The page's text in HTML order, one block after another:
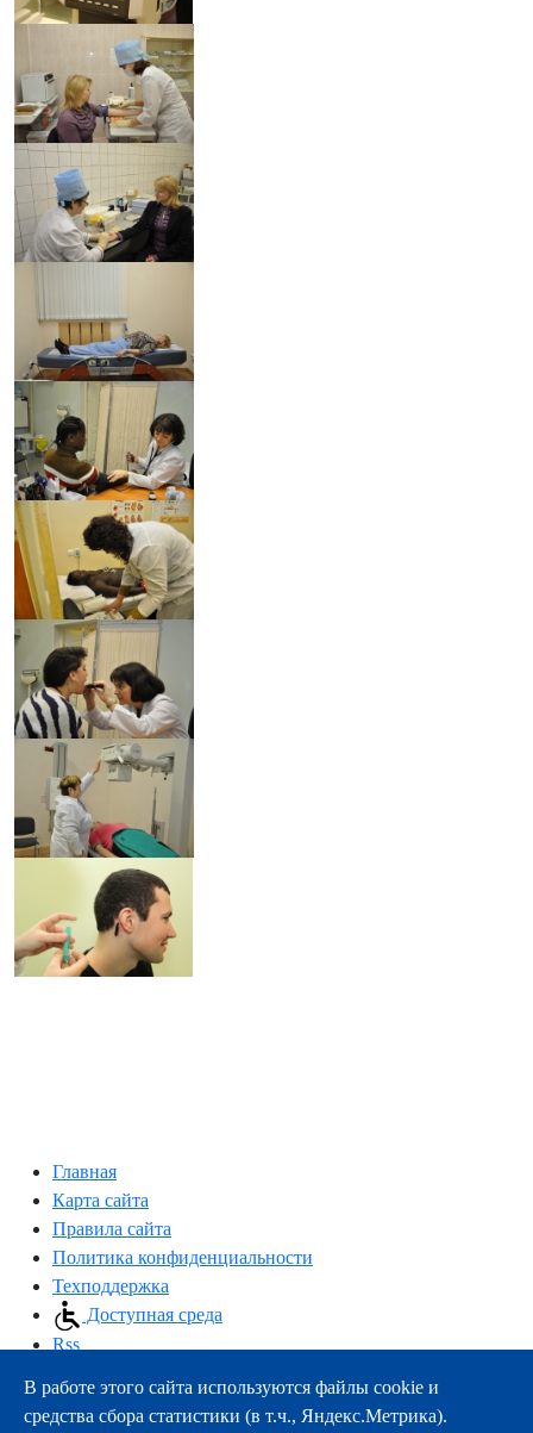
Главная
Карта сайта
Правила сайта
Политика конфиденциальности
Техподдержка
Доступная среда
Rss
163000, г.Архангельск, пр-т Троицкий, 51
тел.:+7 (8182) 21-11-63
В работе этого сайта используются файлы cookie и
средства сбора статистики (в т.ч., Яндекс.Метрика).